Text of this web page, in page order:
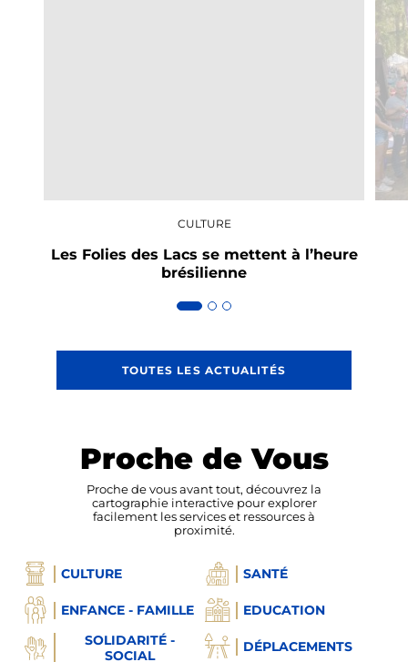
CULTURE
Les Folies des Lacs se mettent à l’heure
brésilienne
TOUTES LES ACTUALITÉS
Proche de Vous
Proche de vous avant tout, découvrez la
cartographie interactive pour explorer
facilement les services et ressources à
proximité.
CULTURE SANTÉ
ENFANCE - FAMILLE
EDUCATION
SOLIDARITÉ -
SOCIAL
DÉPLACEMENTS